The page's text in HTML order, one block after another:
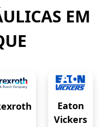
EM
Eaton
Vickers